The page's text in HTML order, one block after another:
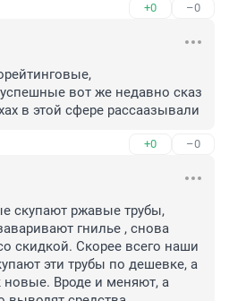
+0 –0
вот же недавно сказ
в этой сфере рассаазывали
+0 –0
скупают ржавые трубы,
гнилье , снова
скидкой. Скорее всего наши
эти трубы по дешевке, а
новые. Вроде и меняют, а